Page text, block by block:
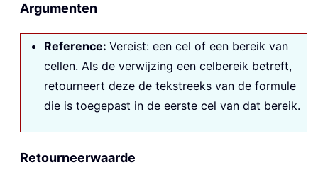
Argumenten
Reference: Vereist: een cel of een bereik van
cellen. Als de verwijzing een celbereik betreft,
retourneert deze de tekstreeks van de formule
die is toegepast in de eerste cel van dat bereik.
Retourneerwaarde